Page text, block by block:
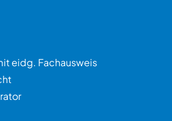
eidg. Fachausweis